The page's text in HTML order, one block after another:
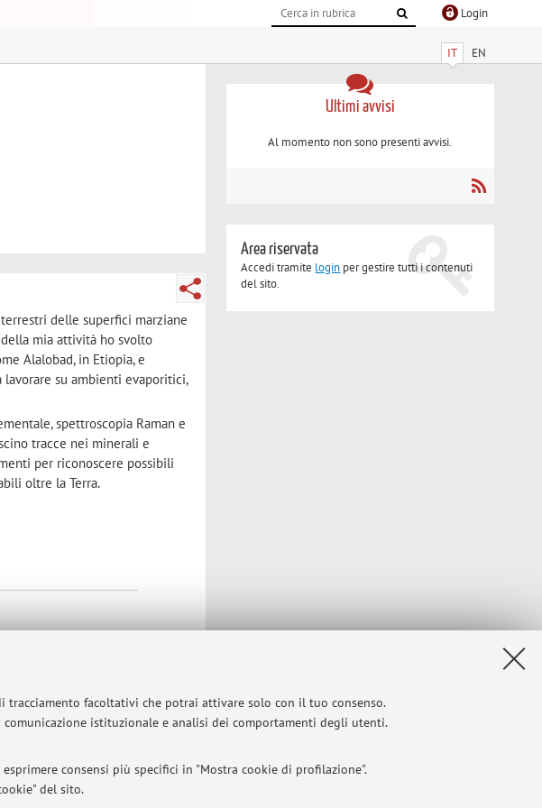
facoltativi che potrai attivare solo con il tuo consenso.
istituzionale e analisi dei comportamenti degli utenti.
consensi più specifici in "Mostra cookie di profilazione".
del sito.
Login
IT EN
delle superfici marziane
mia attività ho svolto
Alalobad, in Etiopia, e
lavorare su ambienti evaporitici,
spettroscopia Raman e
tracce nei minerali e
per riconoscere possibili
oltre la Terra.
Ultimi avvisi
Al momento non sono presenti avvisi.
Area riservata
Accedi tramite login per gestire tutti i contenuti
del sito.
IVA: 01131710376 Privacy |Note legali |Impostazioni Cookie